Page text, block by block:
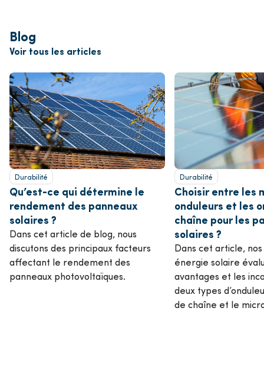
Blog
Voir tous les articles
Durabilité
Qu’est-ce qui détermine le
rendement des panneaux
solaires ?
Dans cet article de blog, nous
discutons des principaux facteurs
affectant le rendement des
panneaux photovoltaïques.
Durabilité
Choisir entre les
onduleurs et les
chaîne pour les
solaires ?
Dans cet article,
énergie solaire
avantages et les
deux types
de chaîne et le